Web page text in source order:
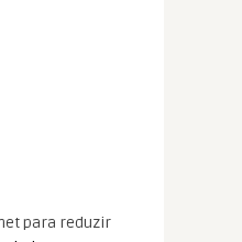
para reduzir